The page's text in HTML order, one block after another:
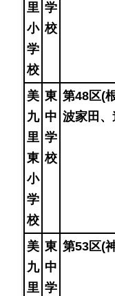
里
小
学
校
学
校
美
九
里
東
小
学
校
東
中
学
校
第48区(
波家田
美
九
里
東
中
学
第53区(